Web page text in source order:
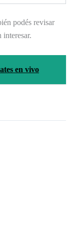
podés revisar
interesar.
en vivo